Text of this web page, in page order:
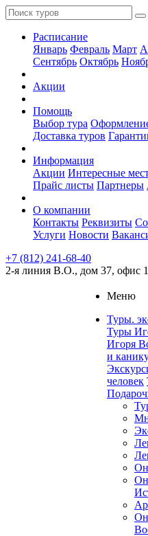
Расписание
Январь Февраль Март
Сентябрь Октябрь
Акции
Помощь
Выбор тура Оформление
Доставка туров
Информация
Акции Интересные
Прайс листы Партнеры
О компании
Контакты Реквизиты
Услуги Новости
+7 (812) 241-68-40
2-я линия В.О., дом 37, офис
Меню
Туры.
Туры
Игоря
и
человек